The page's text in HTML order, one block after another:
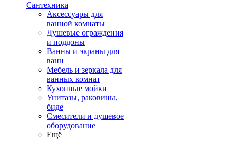
Сантехника
Аксессуары для
ванной комнаты
Душевые ограждения
и поддоны
Ванны и экраны для
ванн
Мебель и зеркала для
ванных комнат
Кухонные мойки
Унитазы, раковины,
биде
Смесители и душевое
оборудование
Ещё